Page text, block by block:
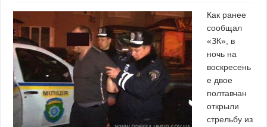
Как ранее
сообщал
«ЗК», в
ночь на
воскресень
е двое
полтавчан
открыли
стрельбу из